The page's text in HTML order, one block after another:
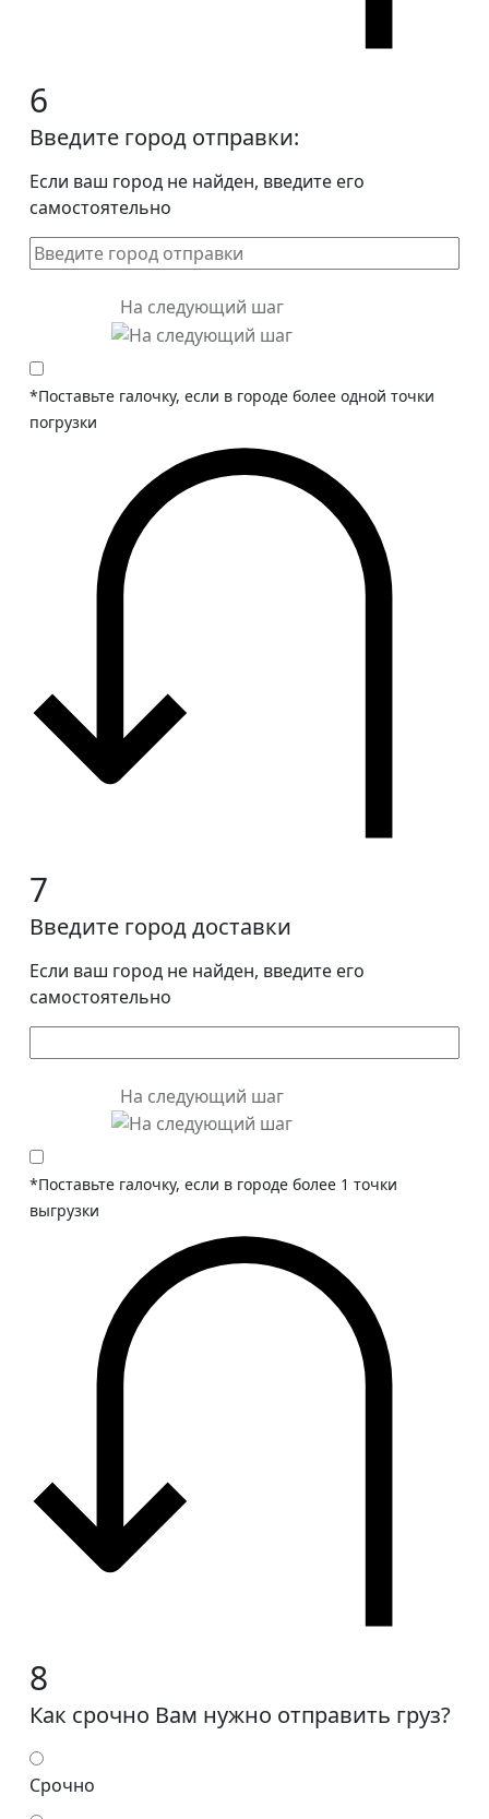
6
Введите город отправки:
Если ваш город не найден, введите его
самостоятельно
На следующий шаг
*Поставьте галочку, если в городе более одной точки
погрузки
7
Введите город доставки
Если ваш город не найден, введите его
самостоятельно
На следующий шаг
*Поставьте галочку, если в городе более 1 точки
выгрузки
8
Как срочно Вам нужно отправить груз?
Срочно